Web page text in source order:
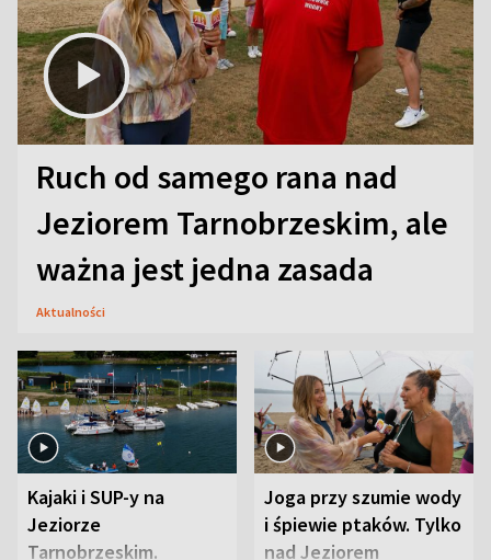
Ruch od samego rana nad
Jeziorem Tarnobrzeskim, ale
ważna jest jedna zasada
Aktualności
Kajaki i SUP-y na
Jeziorze
Tarnobrzeskim.
Joga przy szumie wody
i śpiewie ptaków. Tylko
nad Jeziorem